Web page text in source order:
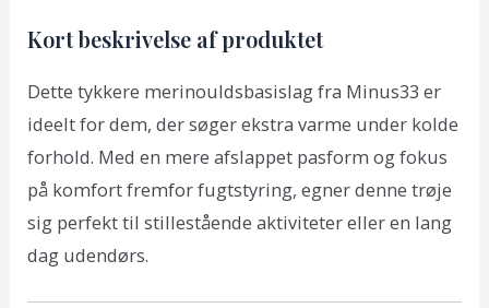
Kort beskrivelse af produktet
Dette tykkere merinouldsbasislag fra Minus33 er
ideelt for dem, der søger ekstra varme under kolde
forhold. Med en mere afslappet pasform og fokus
på komfort fremfor fugtstyring, egner denne trøje
sig perfekt til stillestående aktiviteter eller en lang
dag udendørs.